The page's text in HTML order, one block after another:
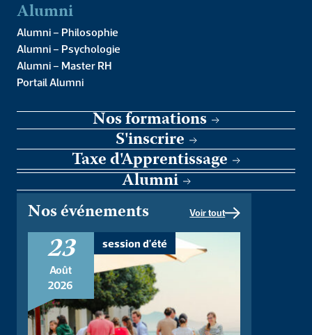
Alumni
Alumni – Philosophie
Alumni – Psychologie
Alumni – Master RH
Portail Alumni
Nos formations
S'inscrire
Taxe d'Apprentissage
Alumni
Nos événements
Voir tout
23
Août
2026
session d'été
contexte des maladies
somatiques – co-analyses
de parcours de vie
traversés par le VIH et le
lymphœdème